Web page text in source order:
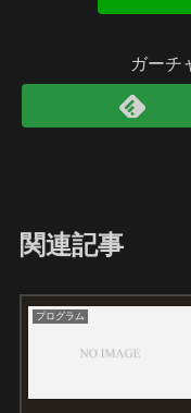
ガーチ
関連記事
プログラム